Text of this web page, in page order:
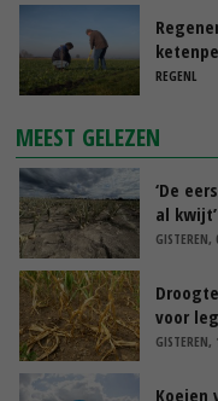
REGENL
MEEST GELEZEN
‘De
al kwijt’
GISTEREN,
voor
GISTEREN,
Koeien